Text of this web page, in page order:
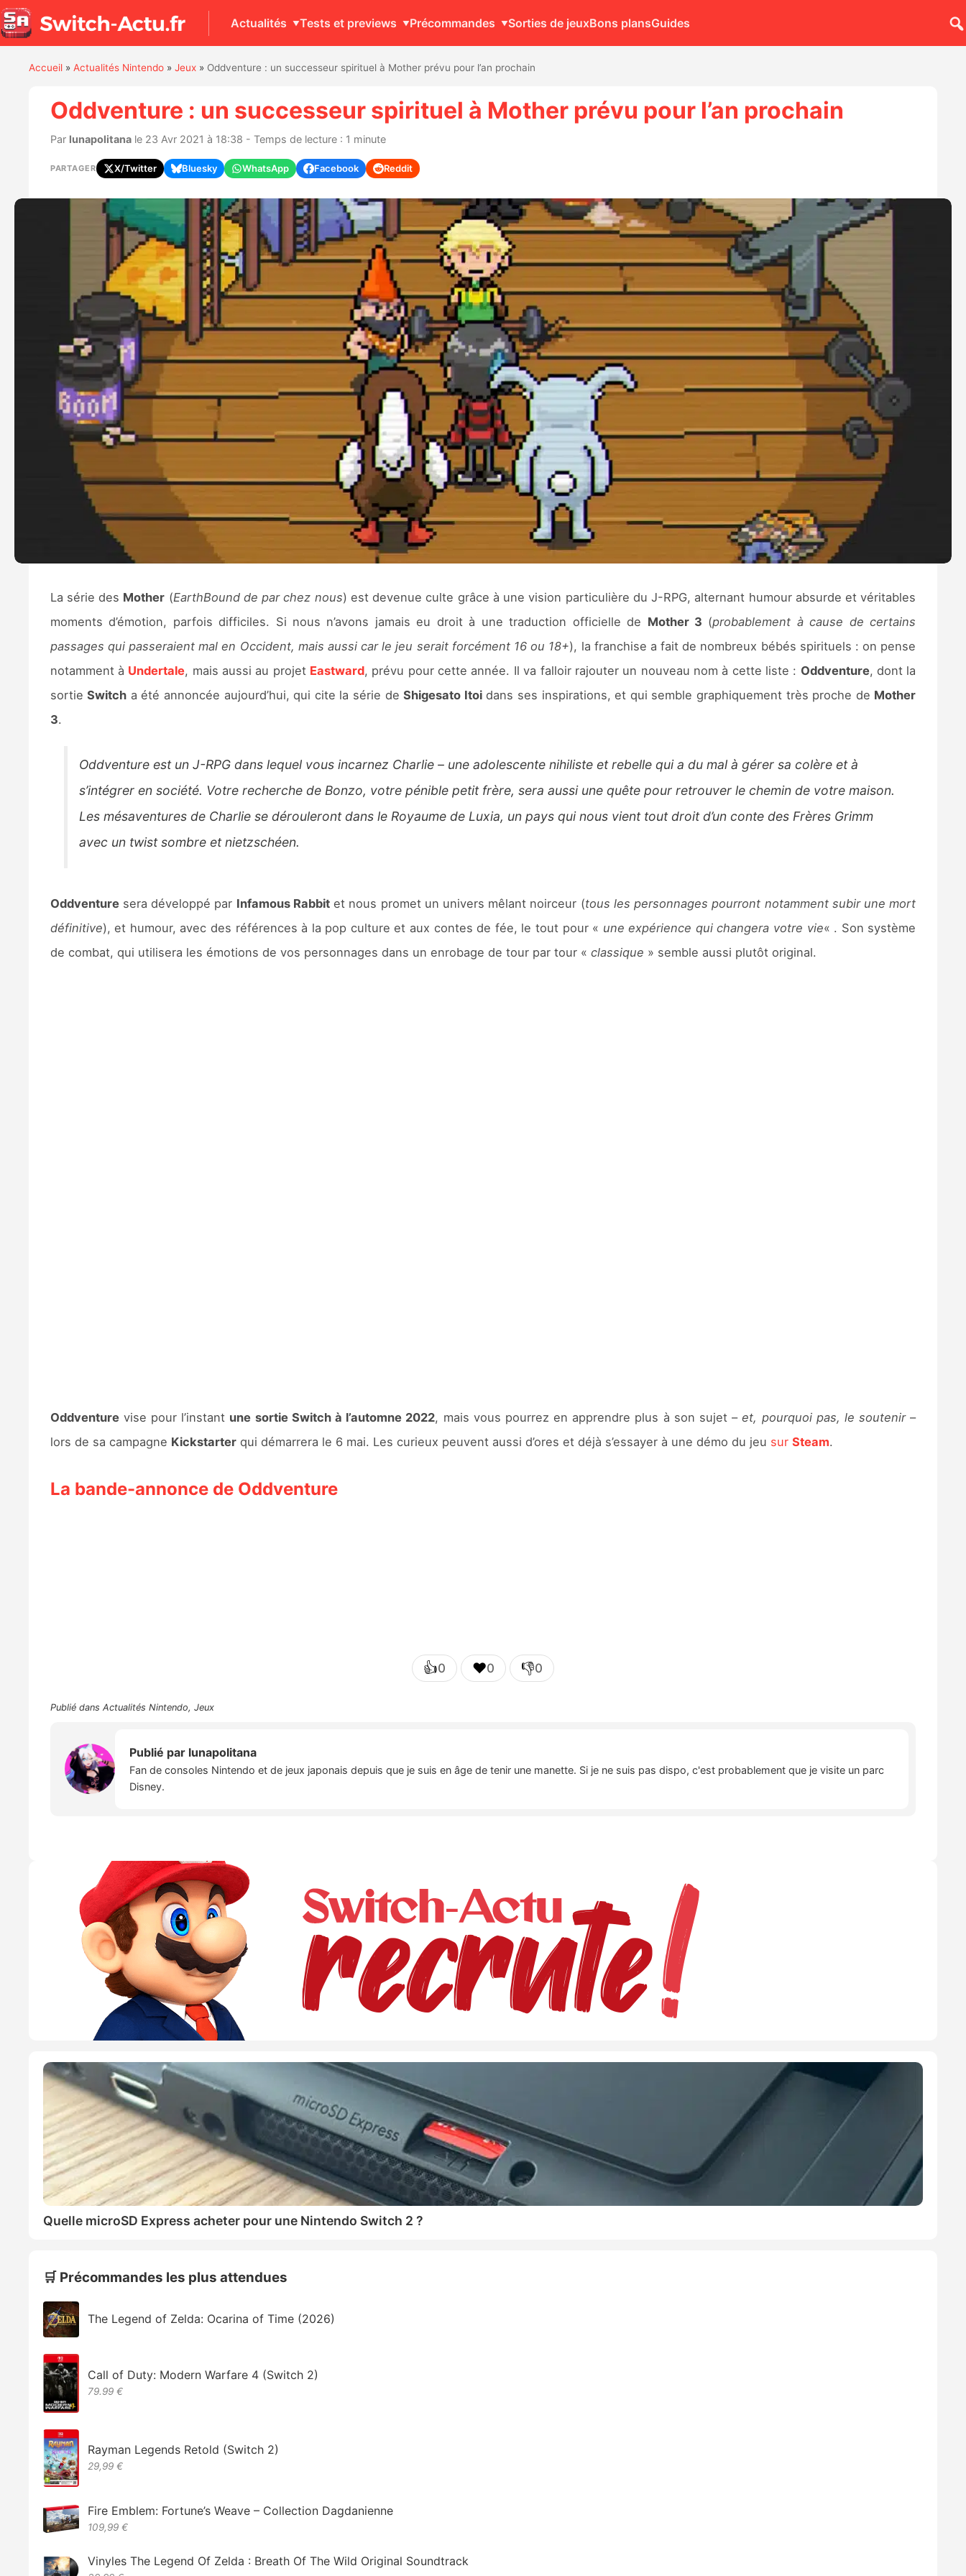
Actualités Tests et previews Précommandes Sorties de jeuxBons plansGuides
Accueil» Actualités Nintendo» Jeux» Oddventure : un successeur spirituel à Mother prévu pour l’an prochain
Oddventure : un successeur spirituel à Mother prévu pour l’an prochain
Par lunapolitanale 23 Avr 2021 à 18:38 - Temps de lecture : 1 minute
PARTAGER X/Twitter Bluesky WhatsApp Facebook Reddit
La série des Mother (EarthBound de par chez nous) est devenue culte grâce à une vision particulière du J-RPG, alternant humour absurde et véritables
moments d’émotion, parfois difficiles. Si nous n’avons jamais eu droit à une traduction officielle de Mother 3 (probablement à cause de certains
passages qui passeraient mal en Occident, mais aussi car le jeu serait forcément 16 ou 18+), la franchise a fait de nombreux bébés spirituels : on pense
notamment à Undertale, mais aussi au projet Eastward, prévu pour cette année. Il va falloir rajouter un nouveau nom à cette liste : Oddventure, dont la
sortieSwitch a été annoncée aujourd’hui, qui cite la série deShigesato Itoidans ses inspirations, et qui semble graphiquement très proche de Mother
3.
Oddventure est un J-RPG dans lequel vous incarnez Charlie – une adolescente nihiliste et rebelle qui a du mal à gérer sa colère et à
s’intégrer en société. Votre recherche de Bonzo, votre pénible petit frère, sera aussi une quête pour retrouver le chemin de votre maison.
Les mésaventures de Charlie se dérouleront dans le Royaume de Luxia, un pays qui nous vient tout droit d’un conte des Frères Grimm
avec un twist sombre et nietzschéen.
Oddventuresera développé par Infamous Rabbitet nous promet un univers mêlant noirceur (tous les personnages pourront notamment subir une mort
définitive), et humour, avec des références à la pop culture et aux contes de fée, le tout pour « une expérience qui changera votre vie« . Son système
de combat, qui utilisera les émotions de vos personnages dans un enrobage de tour par tour « classique » semble aussi plutôt original.
Oddventurevise pour l’instant une sortie Switch à l’automne 2022, mais vous pourrez en apprendre plus à son sujet –et, pourquoi pas, le soutenir–
lors de sa campagne Kickstarterqui démarrera le 6 mai. Les curieux peuvent aussi d’ores et déjà s’essayer à une démo du jeu sur Steam.
La bande-annonce de Oddventure
👍0 ❤️0 👎0
Publié dans Actualités Nintendo, Jeux
Publié par lunapolitana
Fan de consoles Nintendo et de jeux japonais depuis que je suis en âge de tenir une manette. Si je ne suis pas dispo, c'est probablement que je visite un parc
Disney.
Quelle microSD Express acheter pour une Nintendo Switch 2 ?
🛒 Précommandes les plus attendues
The Legend of Zelda: Ocarina of Time (2026)
Call of Duty: Modern Warfare 4 (Switch 2)
79.99 €
Rayman Legends Retold (Switch 2)
29,99 €
Fire Emblem: Fortune’s Weave – Collection Dagdanienne
109,99 €
Vinyles The Legend Of Zelda : Breath Of The Wild Original Soundtrack